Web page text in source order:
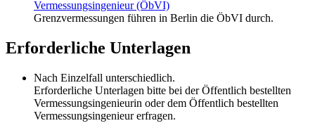
Vermessungsingenieur (ÖbVI)
Grenzvermessungen führen in Berlin die ÖbVI durch.
Erforderliche Unterlagen
Nach Einzelfall unterschiedlich.
Erforderliche Unterlagen bitte bei der Öffentlich bestellten
Vermessungsingenieurin oder dem Öffentlich bestellten
Vermessungsingenieur erfragen.